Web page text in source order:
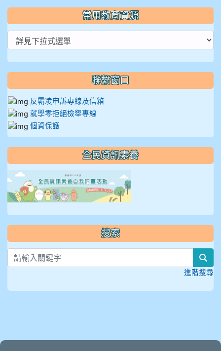
常用教育資源
聯繫窗口
反霸凌申訴專線及信箱
就學零拒絕檢舉專線
個資保護
全民資訊素養
搜索
進階搜尋